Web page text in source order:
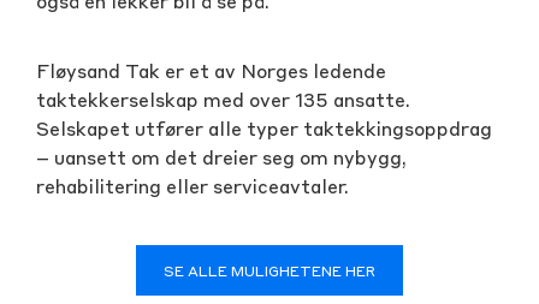
Fløysand Tak er et av Norges ledende
taktekkerselskap med over 135 ansatte.
Selskapet utfører alle typer taktekkingsoppdrag
– uansett om det dreier seg om nybygg,
rehabilitering eller serviceavtaler.
SE ALLE MULIGHETENE HER